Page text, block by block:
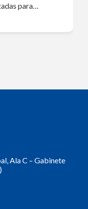
para…
Ala C – Gabinete